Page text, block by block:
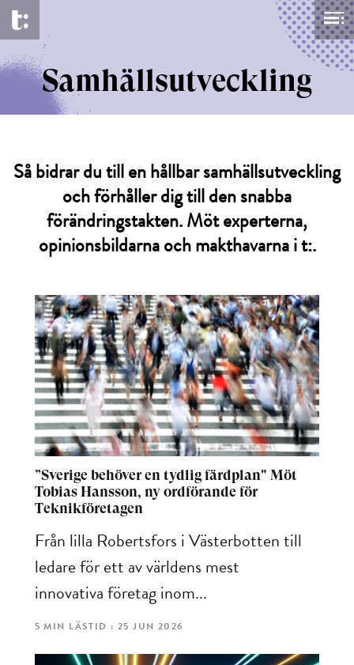
Samhällsutveckling
Så bidrar du till en hållbar samhällsutveckling
och förhåller dig till den snabba
förändringstakten. Möt experterna,
opinionsbildarna och makthavarna i t:.
”Sverige behöver en tydlig färdplan" Möt
Tobias Hansson, ny ordförande för
Teknikföretagen
Från lilla Robertsfors i Västerbotten till
ledare för ett av världens mest
innovativa företag inom...
5 MIN LÄSTID : 25 JUN 2026